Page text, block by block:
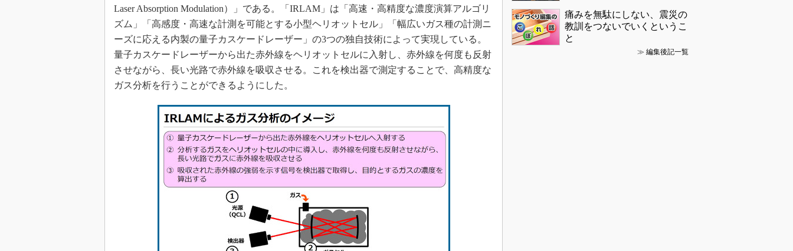
Laser Absorption Modulation）」である。「IRLAM」は「高速・高精度な濃度演算アルゴリ
ズム」「高感度・高速な計測を可能とする小型ヘリオットセル」「幅広いガス種の計測ニ
ーズに応える内製の量子カスケードレーザー」の3つの独自技術によって実現している。
量子カスケードレーザーから出た赤外線をヘリオットセルに入射し、赤外線を何度も反射
させながら、長い光路で赤外線を吸収させる。これを検出器で測定することで、高精度な
ガス分析を行うことができるようにした。
痛みを無駄にしない、震災の
教訓をつないでいくというこ
と
≫ 編集後記一覧